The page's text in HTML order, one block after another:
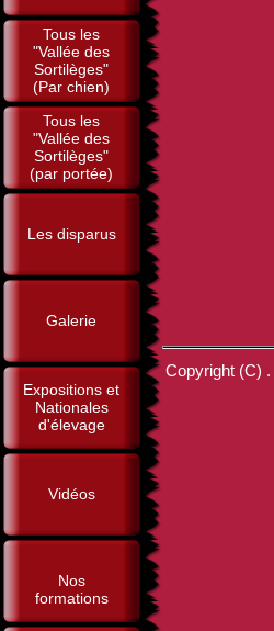
Tous les
"Vallée des
Sortilèges"
(Par chien)
Tous les
"Vallée des
Sortilèges"
(par portée)
Les disparus
Galerie
Expositions et
Nationales
d'élevage
Vidéos
Nos
formations
Copyright (C)